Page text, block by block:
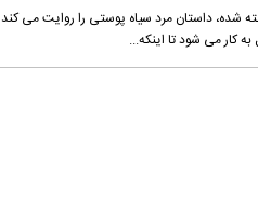
شده، داستان مرد سیاه پوستی را روایت می